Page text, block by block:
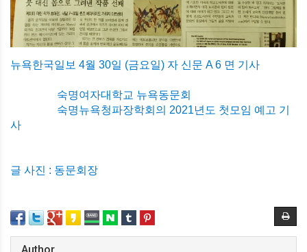
뉴욕한국일보 4월 30일 (금요일) 자 신문 A 6 면 기사
숙명여자대학교 뉴욕동문회
숙명뉴욕청파장학회의 2021년도 첫모임 예고 기
사
글 사진 : 동문회장
Author